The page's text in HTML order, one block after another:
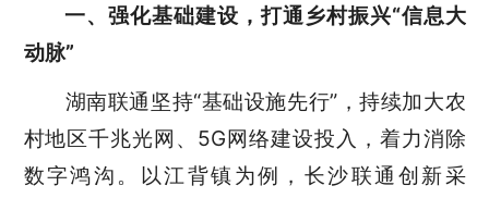
一、强化基础建设，打通乡村振兴“信息大
动脉”
湖南联通坚持“基础设施先行” ，持续加大农
村地区千兆光网、 5G网络建设投入，着力消除
数字鸿沟。以江背镇为例，长沙联通创新采